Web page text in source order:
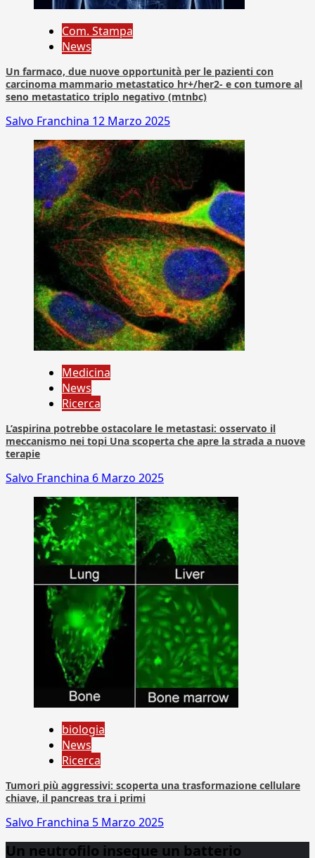
Com. Stampa
News
Un farmaco, due nuove opportunità per le pazienti con
carcinoma mammario metastatico hr+/her2- e con tumore al
seno metastatico triplo negativo (mtnbc)
Salvo Franchina 12 Marzo 2025
Medicina
News
Ricerca
L’aspirina potrebbe ostacolare le metastasi: osservato il
meccanismo nei topi Una scoperta che apre la strada a nuove
terapie
Salvo Franchina 6 Marzo 2025
biologia
News
Ricerca
Tumori più aggressivi: scoperta una trasformazione cellulare
chiave, il pancreas tra i primi
Salvo Franchina 5 Marzo 2025
Un neutrofilo insegue un batterio